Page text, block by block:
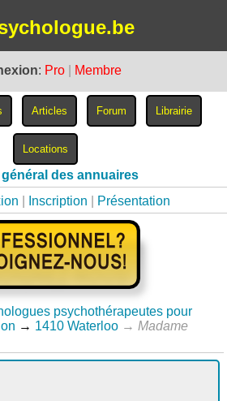
: Pro Membre
des annuaires
Inscription Présentation
psychothérapeutes pour
→ 1410 Waterloo → Madame